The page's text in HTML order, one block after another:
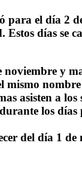
el día 2
días se
y
asisten a
los
del día 1